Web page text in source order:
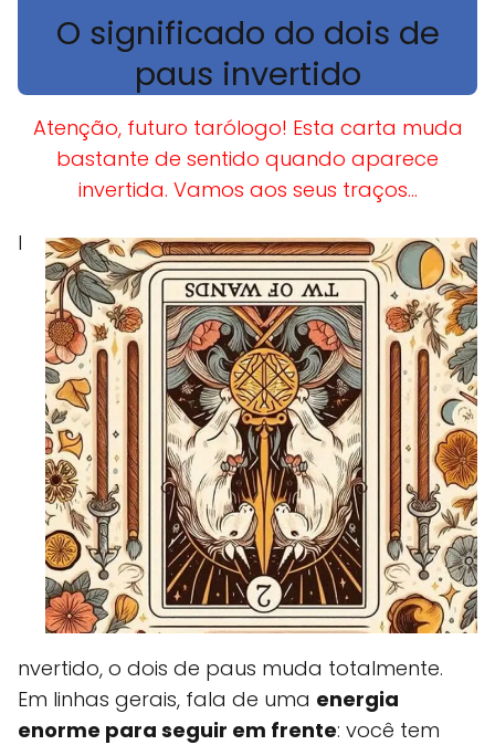
O significado do dois de
paus invertido
Atenção, futuro tarólogo! Esta carta muda
bastante de sentido quando aparece
invertida. Vamos aos seus traços...
I
nvertido, o dois de paus muda totalmente.
Em linhas gerais, fala de uma energia
enorme para seguir em frente: você tem